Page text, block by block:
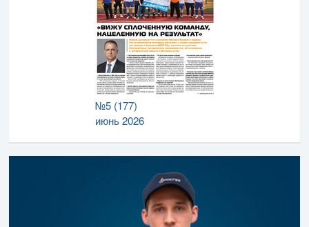
№5 (177)
июнь 2026